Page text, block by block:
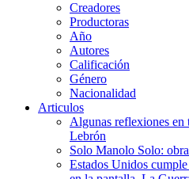
Creadores
Productoras
Año
Autores
Calificación
Género
Nacionalidad
Articulos
Algunas reflexiones en
Lebrón
Solo Manolo Solo:
Estados Unidos